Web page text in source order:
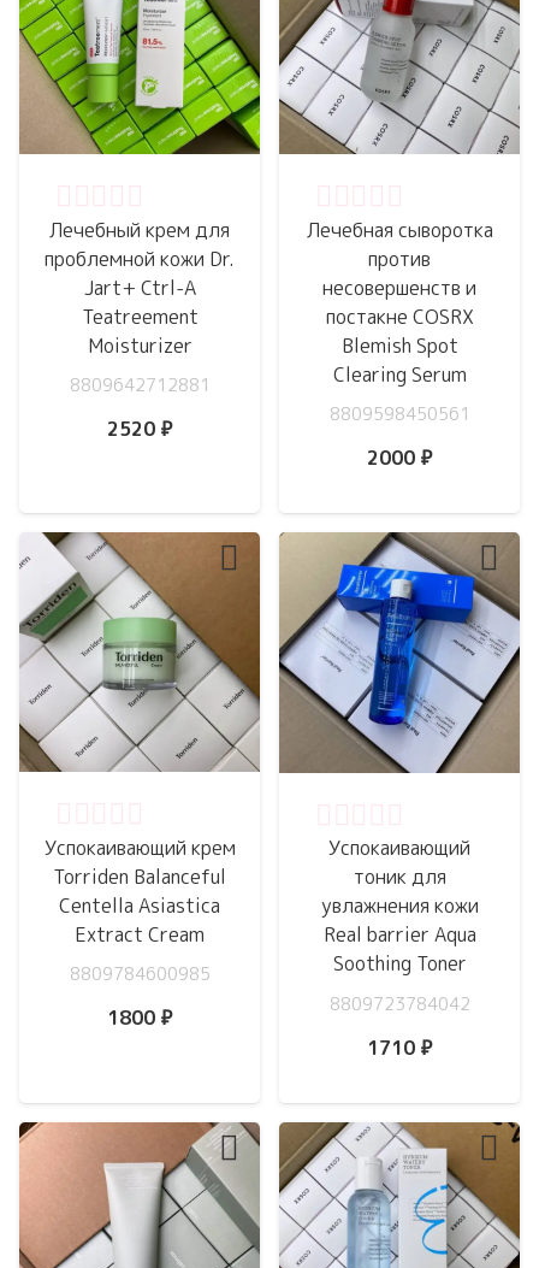
Лечебный крем для
проблемной кожи Dr.
Jart+ Ctrl-A
Teatreement
Moisturizer
8809642712881
2520 ₽
Лечебная сыворотка
против
несовершенств и
постакне COSRX
Blemish Spot
Clearing Serum
8809598450561
2000 ₽
Успокаивающий крем
Torriden Balanceful
Centella Asiastica
Extract Cream
8809784600985
1800 ₽
Успокаивающий
тоник для
увлажнения кожи
Real barrier Aqua
Soothing Toner
8809723784042
1710 ₽